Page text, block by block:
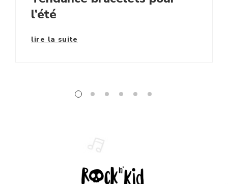
l’été
lire la suite